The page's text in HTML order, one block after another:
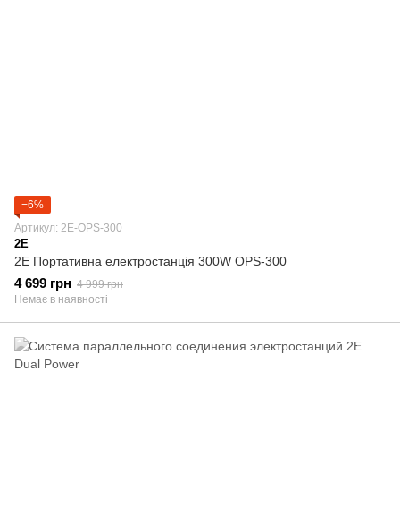
−6%
Артикул: 2E-OPS-300
2E
2E Портативна електростанція 300W OPS-300
4 699 грн 4 999 грн
Немає в наявності